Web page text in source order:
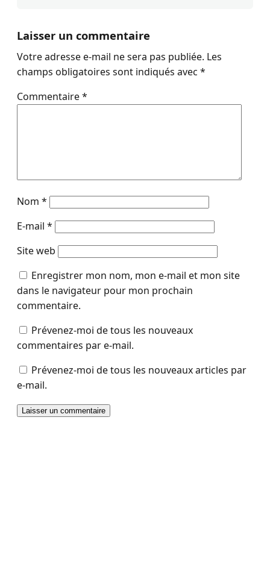
Laisser un commentaire
Votre adresse e-mail ne sera pas publiée. Les
champs obligatoires sont indiqués avec *
Commentaire*
Nom *
E-mail *
Site web
Enregistrer mon nom, mon e-mail et mon site
dans le navigateur pour mon prochain
commentaire.
Prévenez-moi de tous les nouveaux
commentaires par e-mail.
Prévenez-moi de tous les nouveaux articles par
e-mail.